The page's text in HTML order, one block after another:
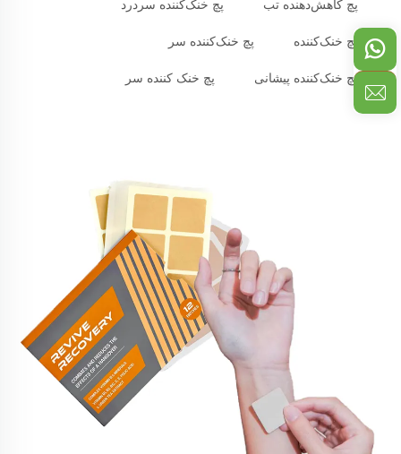
پچ کاهش‌دهنده تب پچ خنک‌کننده سردرد
پچ خنک‌کننده پچ خنک‌کننده سر
پچ خنک‌کننده پیشانی پچ خنک کننده سر